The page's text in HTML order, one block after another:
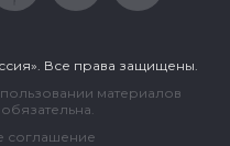
Все права защищены.
материалов
соглашение